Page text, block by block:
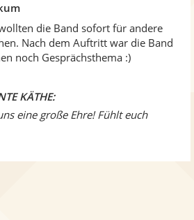
die Band sofort für andere
Nach dem Auftritt war die Band
noch Gesprächsthema :)
KÄTHE:
eine große Ehre! Fühlt euch